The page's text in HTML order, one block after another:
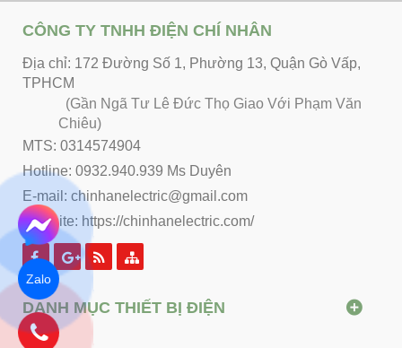
CÔNG TY TNHH ĐIỆN CHÍ NHÂN
Địa chỉ: 172 Đường Số 1, Phường 13, Quận Gò Vấp,
TPHCM
(Gần Ngã Tư Lê Đức Thọ Giao Với Phạm Văn
Chiêu)
MTS: 0314574904
Hotline: 0932.940.939 Ms Duyên
E-mail: chinhanelectric@gmail.com
Website: https://chinhanelectric.com/
DANH MỤC THIẾT BỊ ĐIỆN
Zalo